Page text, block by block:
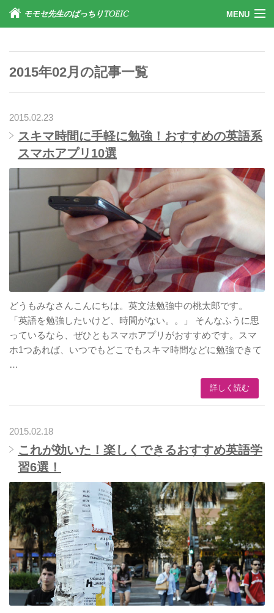
モモセ先生のばっちりTOEIC MENU
DVDブック購入をご希望の方
ご質問受付け
ブログ
2015年02月の記事一覧
2015.02.23
スキマ時間に手軽に勉強！おすすめの英語系
スマホアプリ10選
どうもみなさんこんにちは。英文法勉強中の桃太郎です。
「英語を勉強したいけど、時間がない。。」 そんなふうに思
っているなら、ぜひともスマホアプリがおすすめです。スマ
ホ1つあれば、いつでもどこでもスキマ時間などに勉強できて
…
詳しく読む
2015.02.18
これが効いた！楽しくできるおすすめ英語学
習6選！